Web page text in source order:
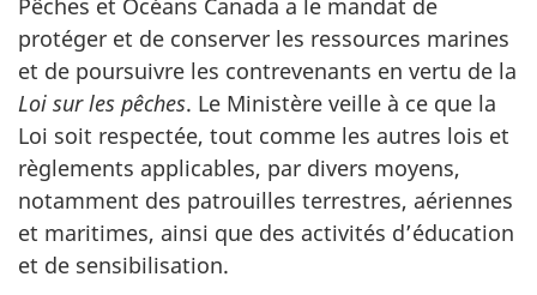
protéger et de conserver les ressources marines
et de poursuivre les contrevenants en vertu de la
Loi sur les pêches. Le Ministère veille à ce que la
Loi soit respectée, tout comme les autres lois et
règlements applicables, par divers moyens,
notamment des patrouilles terrestres, aériennes
et maritimes, ainsi que des activités d’éducation
et de sensibilisation.